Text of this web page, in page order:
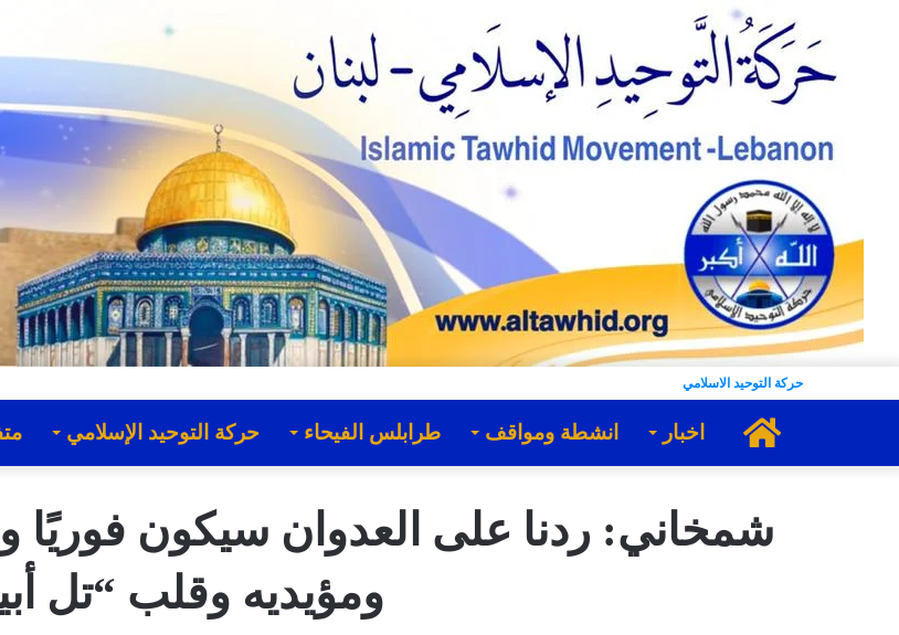
حركة التوحيد الاسلامي
الرئيسية
اخبار انشطة ومواقف طرابلس الفيحاء حركة التوحيد الإسلامي
شمخاني: ردنا على العدوان سيكون
ومؤيديه وقلب “تل